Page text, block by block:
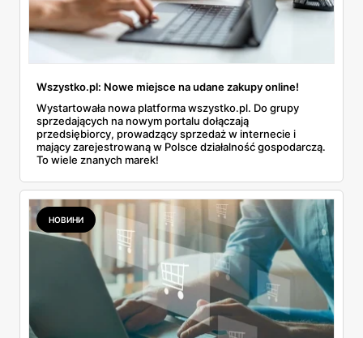
Wszystko.pl: Nowe miejsce na udane zakupy online!
Wystartowała nowa platforma wszystko.pl. Do grupy
sprzedających na nowym portalu dołączają
przedsiębiorcy, prowadzący sprzedaż w internecie i
mający zarejestrowaną w Polsce działalność gospodarczą.
To wiele znanych marek!
НОВИНИ